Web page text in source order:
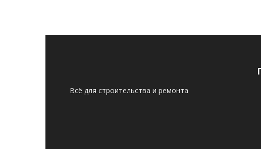
Всё для строительства и ремонта